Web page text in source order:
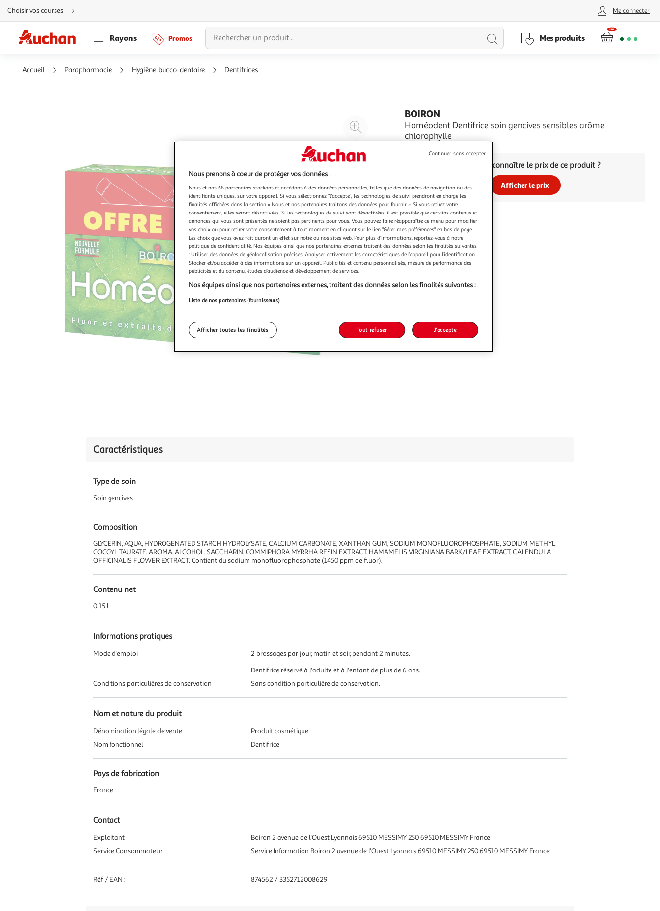
Aller
directement
au
Aller
directement
à
Aller
directement
Choisir vos courses Me connecter
Rayons Promos
Lancer
Mes produits
Accueil Parapharmacie Hygiène bucco-dentaire Dentifrices
Agrandir
l'illustration
à
200%
Réduire
l'illustration
100
%
le
produit
BOIRON
Homéodent Dentifrice soin gencives sensibles arôme
chlorophylle
Vous voulez connaître le prix de ce produit ?
Afficher le prix
Caractéristiques
Type de soin
Soin gencives
Composition
GLYCERIN, AQUA, HYDROGENATED STARCH HYDROLYSATE, CALCIUM CARBONATE, XANTHAN GUM, SODIUM MONOFLUOROPHOSPHATE, SODIUM METHYL
COCOYL TAURATE, AROMA, ALCOHOL, SACCHARIN, COMMIPHORA MYRRHA RESIN EXTRACT, HAMAMELIS VIRGINIANA BARK/LEAF EXTRACT, CALENDULA
OFFICINALIS FLOWER EXTRACT. Contient du sodium monofluorophosphate (1450 ppm de fluor).
Contenu net
0.15 l
Informations pratiques
Mode d'emploi
2 brossages par jour, matin et soir, pendant 2 minutes.
Dentifrice réservé à l'adulte et à l'enfant de plus de 6 ans.
Conditions particulières de conservation
Sans condition particulière de conservation.
Nom et nature du produit
Dénomination légale de vente
Produit cosmétique
Nom fonctionnel
Dentifrice
Pays de fabrication
France
Contact
Exploitant
Boiron 2 avenue de l'Ouest Lyonnais 69510 MESSIMY 250 69510 MESSIMY France
Service Consommateur
Service Information Boiron 2 avenue de l'Ouest Lyonnais 69510 MESSIMY 250 69510 MESSIMY France
Réf / EAN : 874562 / 3352712008629
Nous prenons à coeur de protéger vos données !
Nous et nos 68 partenaires stockons et accédons à des données personnelles, telles que des données de navigation ou des
identifiants uniques, sur votre appareil. Si vous sélectionnez "J'accepte", les technologies de suivi prendront en charge les
finalités affichées dans la section « Nous et nos partenaires traitons des données pour fournir ». Si vous retirez votre
consentement, elles seront désactivées. Si les technologies de suivi sont désactivées, il est possible que certains contenus et
annonces qui vous sont présentés ne soient pas pertinents pour vous. Vous pouvez faire réapparaître ce menu pour modifier
vos choix ou pour retirer votre consentement à tout moment en cliquant sur le lien "Gérer mes préférences" en bas de page.
Les choix que vous avez fait auront un effet sur notre ou nos sites web. Pour plus d’informations, reportez-vous à notre
politique de confidentialité. Nos équipes ainsi que nos partenaires externes traitent des données selon les finalités suivantes
: Utiliser des données de géolocalisation précises. Analyser activement les caractéristiques de l’appareil pour l’identification.
Stocker et/ou accéder à des informations sur un appareil. Publicités et contenu personnalisés, mesure de performance des
publicités et du contenu, études d’audience et développement de services.
Nos équipes ainsi que nos partenaires externes, traitent des données selon les finalités suivantes :
Liste de nos partenaires (fournisseurs)
Afficher toutes les finalités Tout refuser J'accepte
Continuer sans accepter